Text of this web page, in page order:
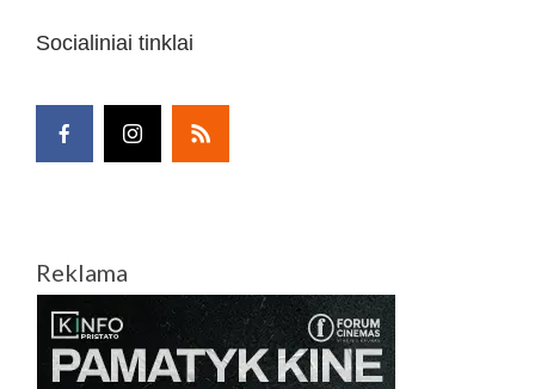
Socialiniai tinklai
Reklama